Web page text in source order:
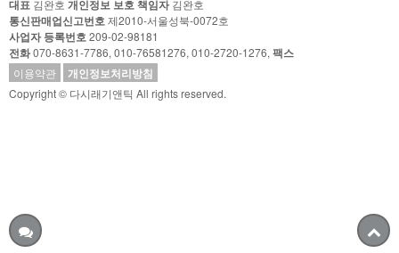
대표 김완호 개인정보 보호 책임자김완호
통신판매업신고번호제2010-서울성북-0072호
사업자 등록번호209-02-98181
전화070-8631-7786, 010-76581276, 010-2720-1276, 팩스
이용약관 개인정보처리방침
Copyright © 다시래기앤틱 All rights reserved.